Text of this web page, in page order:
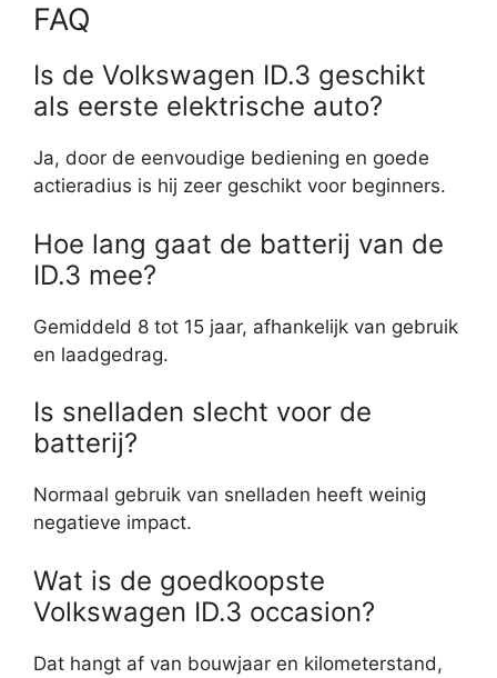
FAQ
Is de Volkswagen ID.3 geschikt
als eerste elektrische auto?
Ja, door de eenvoudige bediening en goede
actieradius is hij zeer geschikt voor beginners.
Hoe lang gaat de batterij van de
ID.3 mee?
Gemiddeld 8 tot 15 jaar, afhankelijk van gebruik
en laadgedrag.
Is snelladen slecht voor de
batterij?
Normaal gebruik van snelladen heeft weinig
negatieve impact.
Wat is de goedkoopste
Volkswagen ID.3 occasion?
Dat hangt af van bouwjaar en kilometerstand,